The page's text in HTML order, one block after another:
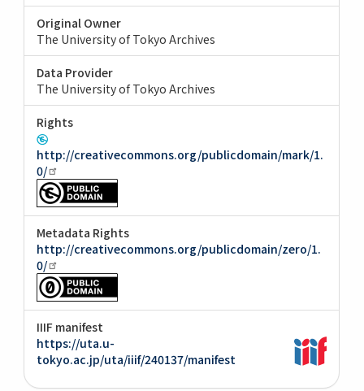
Original Owner
The University of Tokyo Archives
Data Provider
The University of Tokyo Archives
Rights
http://creativecommons.org/publicdomain/mark/1.
0/
Metadata Rights
http://creativecommons.org/publicdomain/zero/1.
0/
IIIF manifest
https://uta.u-
tokyo.ac.jp/uta/iiif/240137/manifest